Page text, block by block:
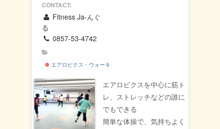
CONTACT:
Fitness Ja-んぐ
る
0857-53-4742
エアロビクス・ウォーキング
エアロビクスを中心に筋ト
レ、ストレッチなどの誰に
でもできる
簡単な体操で、気持ちよく